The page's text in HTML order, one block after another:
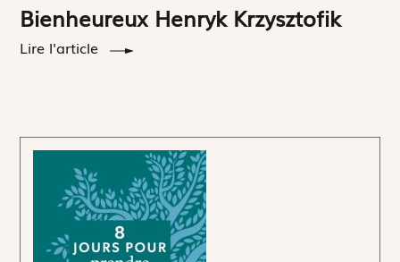
Bienheureux Henryk Krzysztofik
Lire l'article